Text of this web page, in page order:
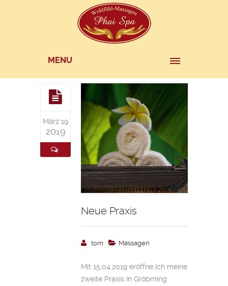
MENU
März 19
2019
Neue Praxis
tom Massagen
Mit 15.04.2019 eröffne ich meine
zweite Praxis in Gröbming